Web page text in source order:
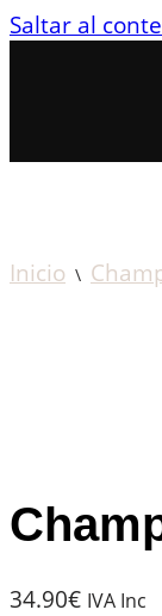
Saltar al
Inicio \
34.90€ IVA Inc